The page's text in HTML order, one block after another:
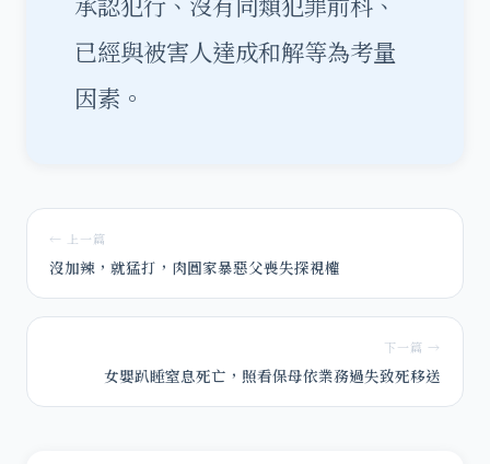
已經與被害人達成和解等為考量
因素。
← 上一篇
沒加辣，就猛打，肉圓家暴惡父喪失探視權
下一篇 →
女嬰趴睡窒息死亡，照看保母依業務過失致死移送